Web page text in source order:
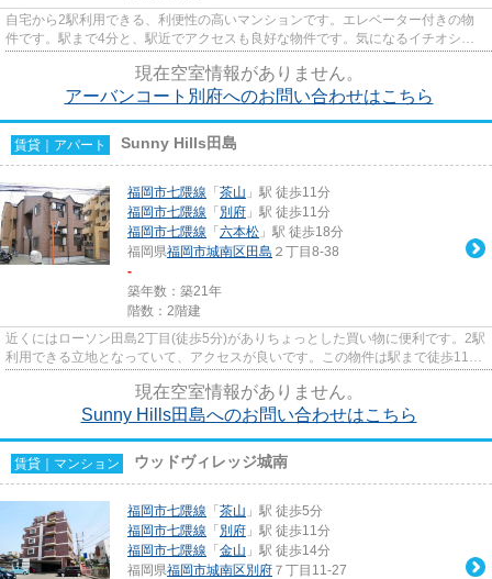
自宅から2駅利用できる、利便性の高いマンションです。エレベーター付きの物
件です。駅まで4分と、駅近でアクセスも良好な物件です。気になるイチオシ物
現在空室情報がありません。
アーバンコート別府へのお問い合わせはこちら
賃貸｜アパート Sunny Hills田島
福岡市七隈線 「 茶山 」駅 徒歩11分
福岡市七隈線 「 別府 」駅 徒歩11分
福岡市七隈線 「 六本松 」駅 徒歩18分
福岡県福岡市城南区 田島 ２丁目8-38
-
築年数：築21年
階数：2階建
近くにはローソン田島2丁目(徒歩5分)がありちょっとした買い物に便利です。2駅
利用できる立地となっていて、アクセスが良いです。この物件は駅まで徒歩11分
現在空室情報がありません。
Sunny Hills田島へのお問い合わせはこちら
賃貸｜マンション ウッドヴィレッジ城南
福岡市七隈線 「 茶山 」駅 徒歩5分
福岡市七隈線 「 別府 」駅 徒歩11分
福岡市七隈線 「 金山 」駅 徒歩14分
福岡県福岡市城南区別府 ７丁目11-27